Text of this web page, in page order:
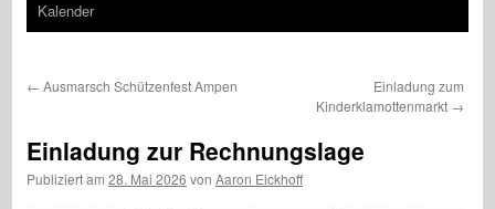
springen
Kalender
← Ausmarsch Schützenfest Ampen
Einladung zum
Kinderklamottenmarkt →
Einladung zur Rechnungslage
Publiziert am 28. Mai 2026 von Aaron Eickhoff